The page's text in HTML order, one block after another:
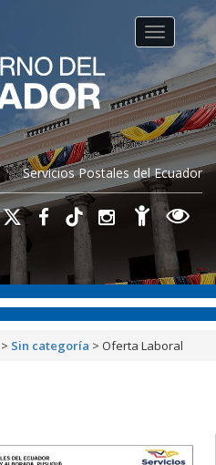
Servicios Postales del Ecuador
Toggle
> Sin categoría > Oferta Laboral